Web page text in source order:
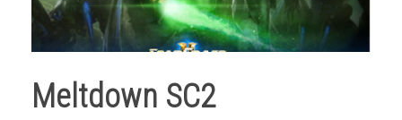
Meltdown SC2